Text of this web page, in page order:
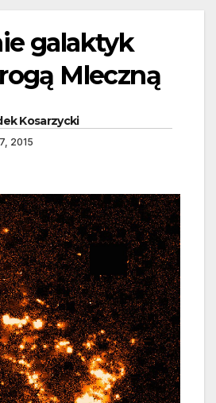
galaktyk
Mleczną
Kosarzycki
2015